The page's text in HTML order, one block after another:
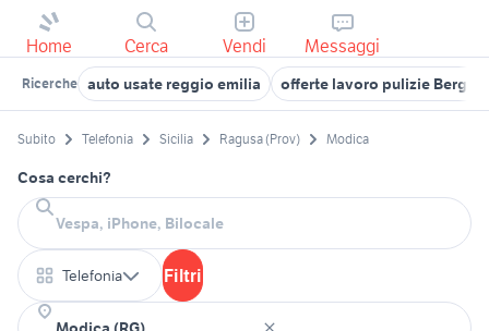
Home Cerca Vendi Messaggi
Ricerche auto usate reggio emilia offerte lavoro pulizie
Subito Telefonia Sicilia Ragusa (Prov) Modica
Cosa cerchi?
Telefonia Filtri